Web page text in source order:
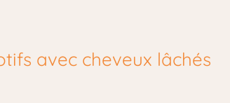
avec cheveux lâchés